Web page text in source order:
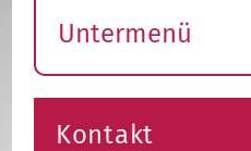
Untermenü
öffnen
Kontakt